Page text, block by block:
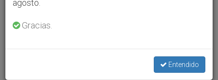
agosto.
Gracias.
Entendido